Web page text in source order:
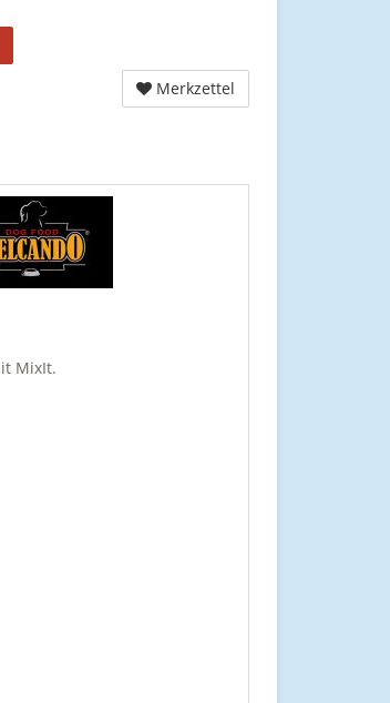
Merkzettel
MixIt.